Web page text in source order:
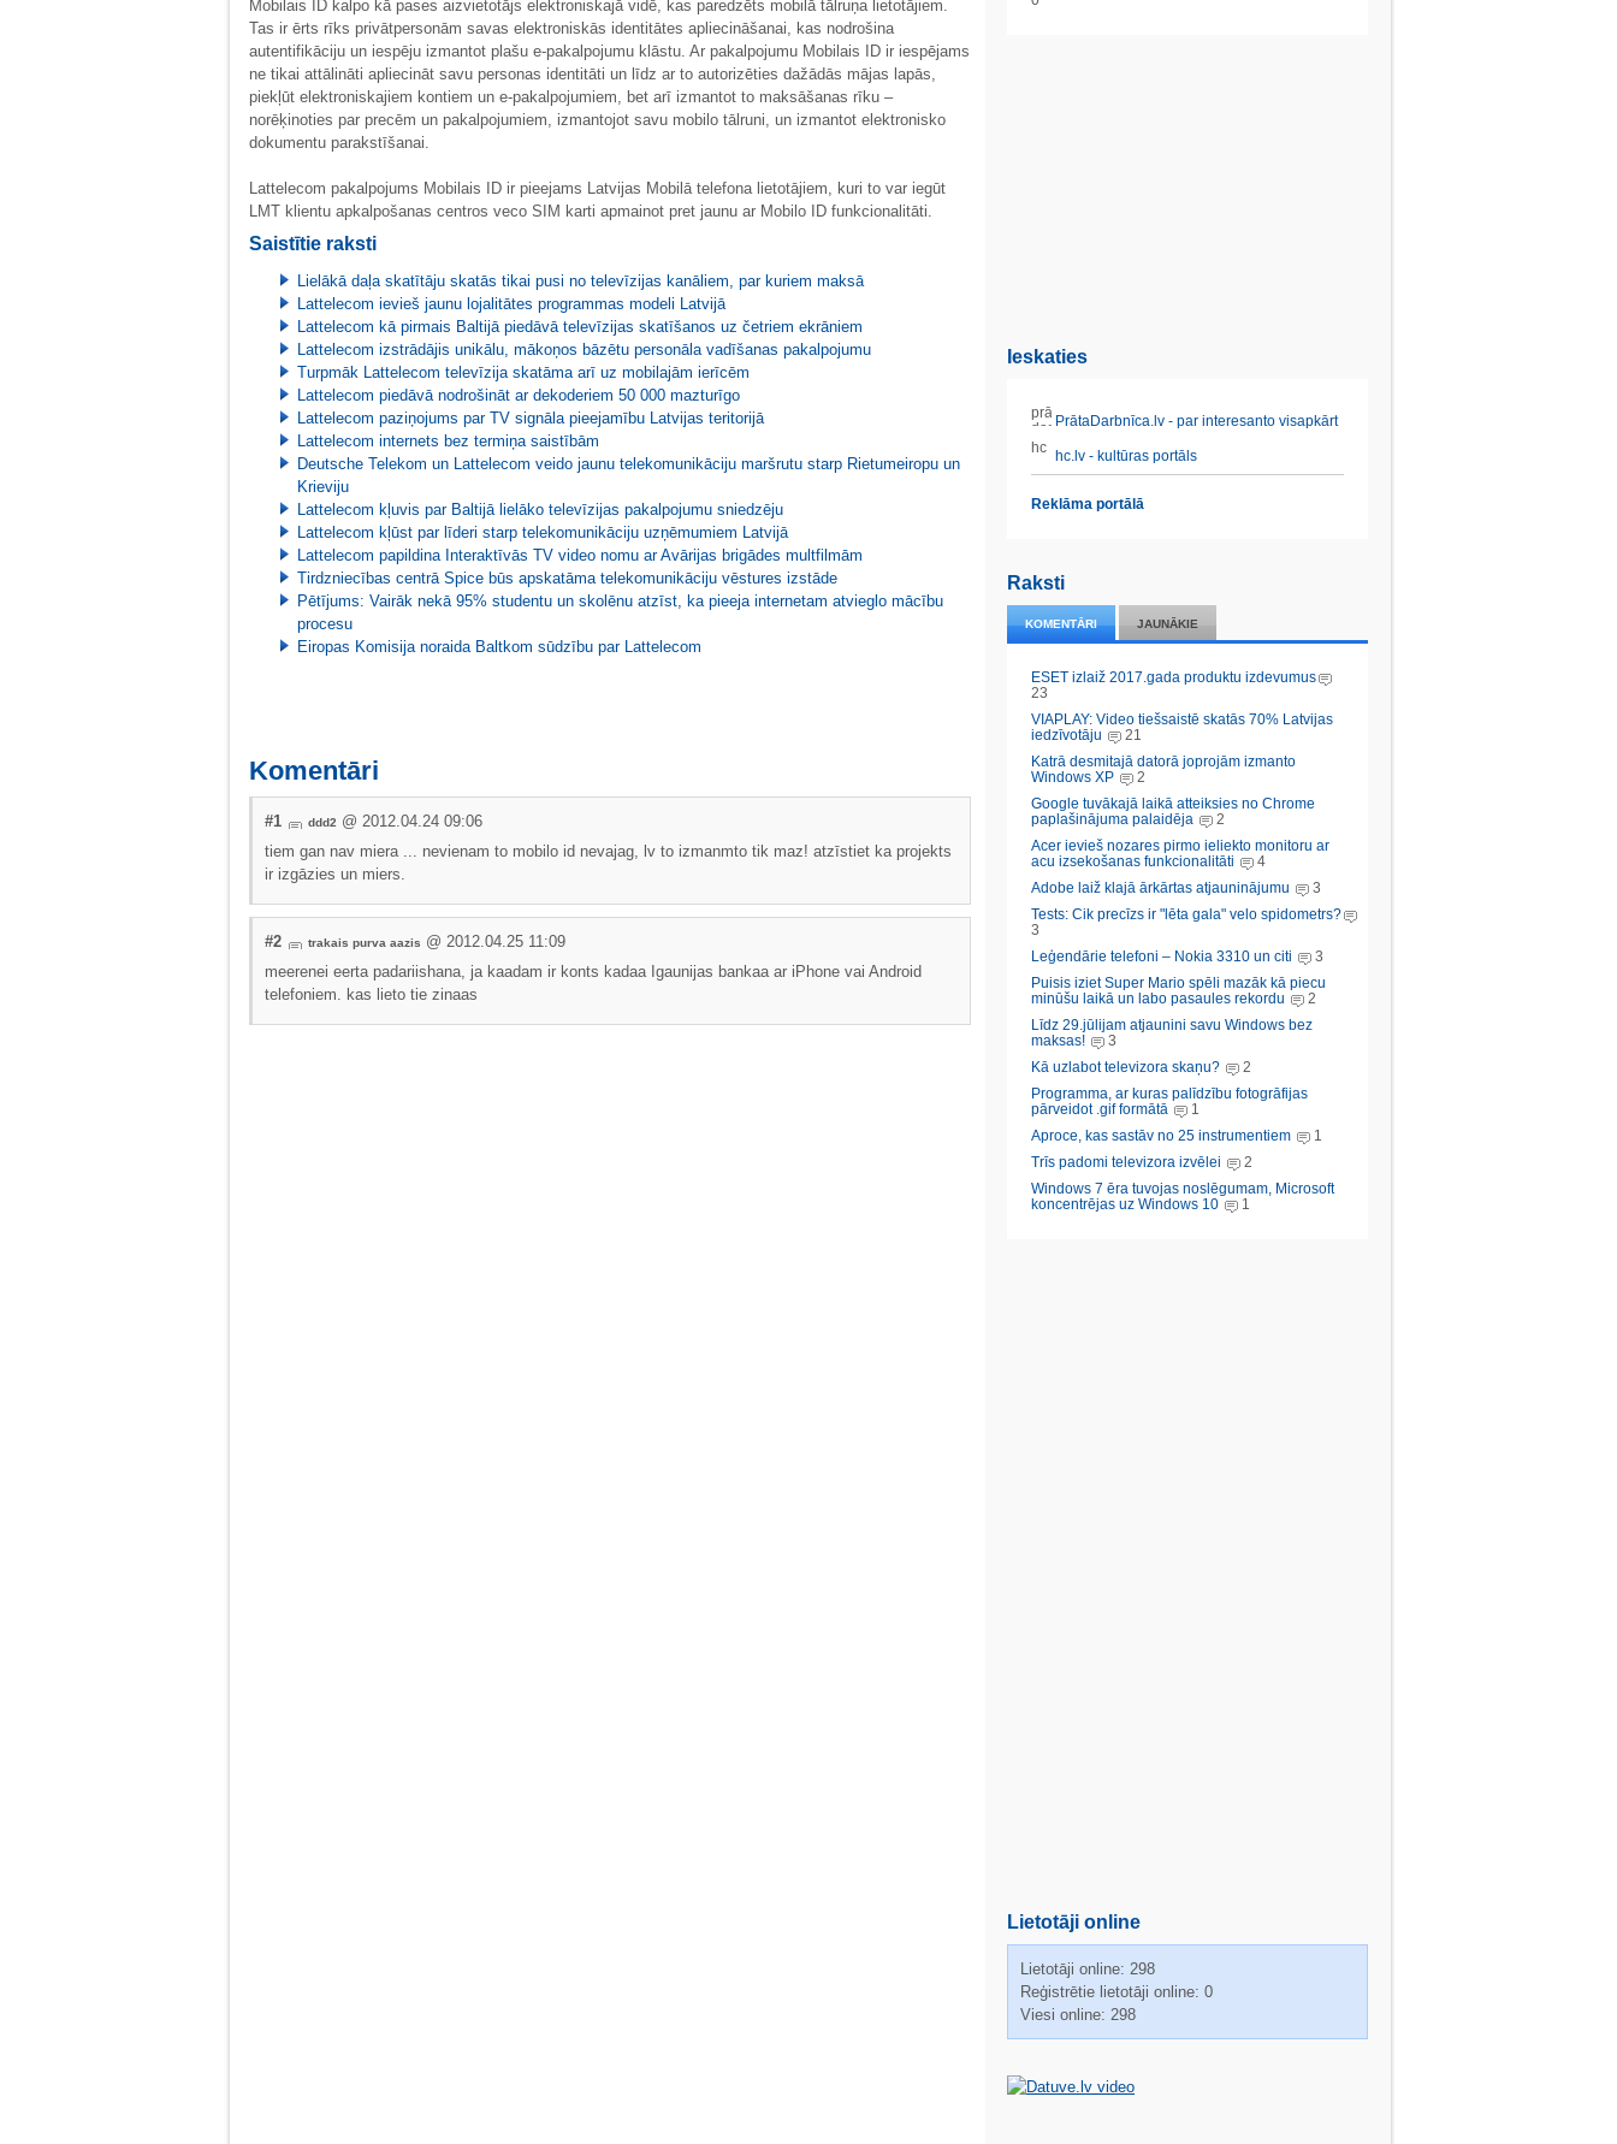
Ieskaties
PrātaDarbnīca.lv - par interesanto visapkārt
hc.lv - kultūras portāls
Reklāma portālā
Raksti
KOMENTĀRI JAUNĀKIE
ESET izlaiž 2017.gada produktu izdevumus
23
VIAPLAY: Video tiešsaistē skatās 70% Latvijas
iedzīvotāju
21
Katrā desmitajā datorā joprojām izmanto
Windows XP
2
Google tuvākajā laikā atteiksies no Chrome
paplašinājuma palaidēja
2
Acer ievieš nozares pirmo ieliekto monitoru ar
acu izsekošanas funkcionalitāti
4
Adobe laiž klajā ārkārtas atjauninājumu
3
Tests: Cik precīzs ir "lēta gala" velo spidometrs?
3
Leģendārie telefoni – Nokia 3310 un citi
3
Puisis iziet Super Mario spēli mazāk kā piecu
minūšu laikā un labo pasaules rekordu
2
Līdz 29.jūlijam atjaunini savu Windows bez
maksas!
3
Kā uzlabot televizora skaņu?
2
Programma, ar kuras palīdzību fotogrāfijas
pārveidot .gif formātā
1
Aproce, kas sastāv no 25 instrumentiem
1
Trīs padomi televizora izvēlei
2
Windows 7 ēra tuvojas noslēgumam, Microsoft
koncentrējas uz Windows 10
1
Lietotāji online
Lietotāji online: 298
Reģistrētie lietotāji online: 0
Viesi online: 298
Mobilais ID kalpo kā pases aizvietotājs elektroniskajā vidē, kas paredzēts mobilā tālruņa lietotājiem.
Tas ir ērts rīks privātpersonām savas elektroniskās identitātes apliecināšanai, kas nodrošina
autentifikāciju un iespēju izmantot plašu e-pakalpojumu klāstu. Ar pakalpojumu Mobilais ID ir iespējams
ne tikai attālināti apliecināt savu personas identitāti un līdz ar to autorizēties dažādās mājas lapās,
piekļūt elektroniskajiem kontiem un e-pakalpojumiem, bet arī izmantot to maksāšanas rīku –
norēķinoties par precēm un pakalpojumiem, izmantojot savu mobilo tālruni, un izmantot elektronisko
dokumentu parakstīšanai.
Lattelecom pakalpojums Mobilais ID ir pieejams Latvijas Mobilā telefona lietotājiem, kuri to var iegūt
LMT klientu apkalpošanas centros veco SIM karti apmainot pret jaunu ar Mobilo ID funkcionalitāti.
Saistītie raksti
Lielākā daļa skatītāju skatās tikai pusi no televīzijas kanāliem, par kuriem maksā
Lattelecom ievieš jaunu lojalitātes programmas modeli Latvijā
Lattelecom kā pirmais Baltijā piedāvā televīzijas skatīšanos uz četriem ekrāniem
Lattelecom izstrādājis unikālu, mākoņos bāzētu personāla vadīšanas pakalpojumu
Turpmāk Lattelecom televīzija skatāma arī uz mobilajām ierīcēm
Lattelecom piedāvā nodrošināt ar dekoderiem 50 000 mazturīgo
Lattelecom paziņojums par TV signāla pieejamību Latvijas teritorijā
Lattelecom internets bez termiņa saistībām
Deutsche Telekom un Lattelecom veido jaunu telekomunikāciju maršrutu starp Rietumeiropu un
Krieviju
Lattelecom kļuvis par Baltijā lielāko televīzijas pakalpojumu sniedzēju
Lattelecom kļūst par līderi starp telekomunikāciju uzņēmumiem Latvijā
Lattelecom papildina Interaktīvās TV video nomu ar Avārijas brigādes multfilmām
Tirdzniecības centrā Spice būs apskatāma telekomunikāciju vēstures izstāde
Pētījums: Vairāk nekā 95% studentu un skolēnu atzīst, ka pieeja internetam atvieglo mācību
procesu
Eiropas Komisija noraida Baltkom sūdzību par Lattelecom
Komentāri
#1 ddd2 @ 2012.04.24 09:06
tiem gan nav miera ... nevienam to mobilo id nevajag, lv to izmanmto tik maz! atzīstiet ka projekts
ir izgāzies un miers.
#2 trakais purva aazis @ 2012.04.25 11:09
meerenei eerta padariishana, ja kaadam ir konts kadaa Igaunijas bankaa ar iPhone vai Android
telefoniem. kas lieto tie zinaas